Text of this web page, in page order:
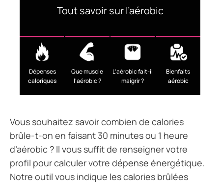
Tout savoir sur l’aérobic
Dépenses
caloriques
Que muscle
l’aérobic ?
L’aérobic fait-il
maigrir ?
Bienfaits
aérobic
Vous souhaitez savoir combien de calories
brûle-t-on en faisant 30 minutes ou 1 heure
d’aérobic ? Il vous suffit de renseigner votre
profil pour calculer votre dépense énergétique.
Notre outil vous indique les calories brûlées